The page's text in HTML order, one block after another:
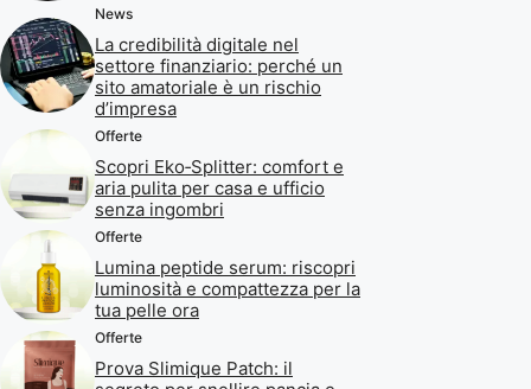
News
La credibilità digitale nel
settore finanziario: perché un
sito amatoriale è un rischio
d’impresa
Offerte
Scopri Eko‑Splitter: comfort e
aria pulita per casa e ufficio
senza ingombri
Offerte
Lumina peptide serum: riscopri
luminosità e compattezza per la
tua pelle ora
Offerte
Prova Slimique Patch: il